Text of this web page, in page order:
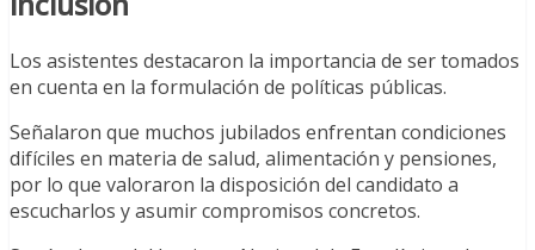
Los asistentes destacaron la importancia de ser tomados
en cuenta en la formulación de políticas públicas.
Señalaron que muchos jubilados enfrentan condiciones
difíciles en materia de salud, alimentación y pensiones,
por lo que valoraron la disposición del candidato a
escucharlos y asumir compromisos concretos.